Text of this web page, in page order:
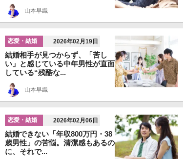
山本早織
恋愛・結婚 2026年02月19日
結婚相手が見つからず、「苦し
い」と感じている中年男性が直面
している“残酷な...
山本早織
恋愛・結婚 2026年02月06日
結婚できない「年収800万円・38
歳男性」の苦悩。清潔感もあるの
に、それで...